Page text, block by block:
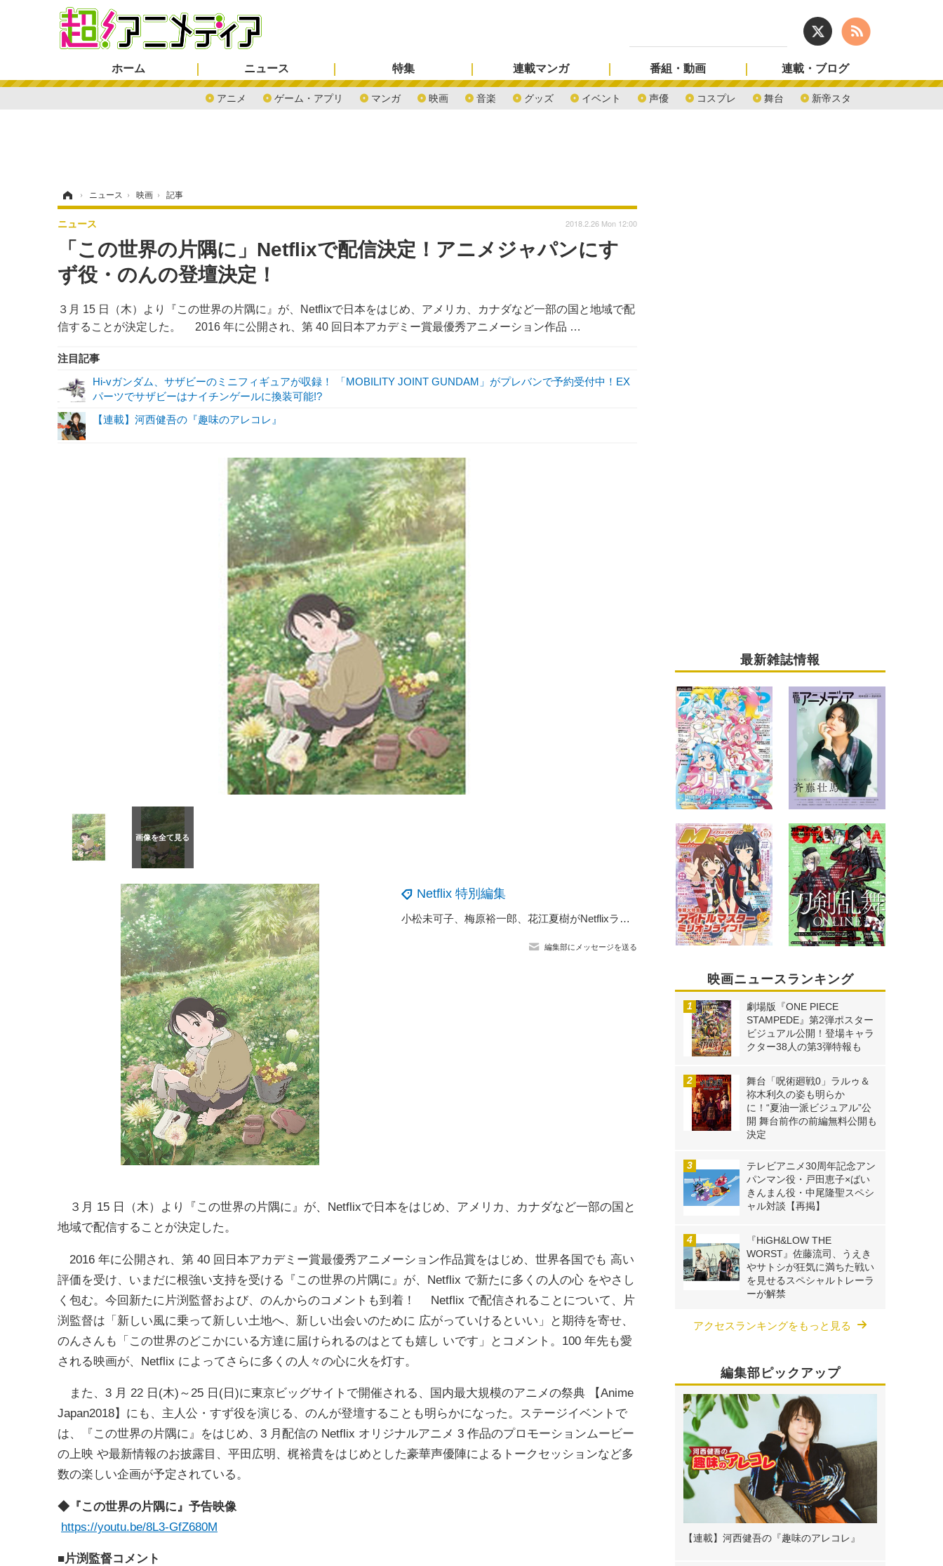
ホーム ニュース
アニメ ゲーム・アプリ マンガ 映画 音楽 グッズ イベント 声優 コスプレ 舞台 新帝スタ
特集 連載マンガ 番組・動画 連載・ブログ
› ニュース › 映画 › 記事
「この世界の片隅に」Netflixで配信決定！アニメジャパンにす
ず役・のんの登壇決定！
３月 15 日（木）より『この世界の片隅に』が、Netflixで日本をはじめ、アメリカ、カナダなど一部の国と地域で配
信することが決定した。 2016 年に公開され、第 40 回日本アカデミー賞最優秀アニメーション作品 …
ニュース 2018.2.26 Mon 12:00
注目記事
Hi-vガンダム、サザビーのミニフィギュアが収録！ 「MOBILITY JOINT GUNDAM」がプレバンで予約受付中！EX
パーツでサザビーはナイチンゲールに換装可能!?
【連載】河西健吾の『趣味のアレコレ』
Netflix 特別編集
小松未可子、梅原裕一郎、花江夏樹がNetflixラブコメ「ロマンティック・キラー」の魅力を語る 「ヒロインが一番ぶっ飛んでいて…」【独占公開記事】
編集部にメッセージを送る
３月 15 日（木）より『この世界の片隅に』が、Netflixで日本をはじめ、アメリカ、カナダなど一部の国と
地域で配信することが決定した。
2016 年に公開され、第 40 回日本アカデミー賞最優秀アニメーション作品賞をはじめ、世界各国でも 高い
評価を受け、いまだに根強い支持を受ける『この世界の片隅に』が、Netflix で新たに多くの人の心 をやさし
く包む。今回新たに片渕監督および、のんからのコメントも到着！ Netflix で配信されることについて、片
渕監督は「新しい風に乗って新しい土地へ、新しい出会いのために 広がっていけるといい」と期待を寄せ、
のんさんも「この世界のどこかにいる方達に届けられるのはとても嬉し いです」とコメント。100 年先も愛
される映画が、Netflix によってさらに多くの人々の心に火を灯す。
また、3 月 22 日(木)～25 日(日)に東京ビッグサイトで開催される、国内最大規模のアニメの祭典 【Anime
Japan2018】にも、主人公・すず役を演じる、のんが登壇することも明らかになった。ステージイベントで
は、『この世界の片隅に』をはじめ、3 月配信の Netflix オリジナルアニメ 3 作品のプロモーションムービー
の上映 や最新情報のお披露目、平田広明、梶裕貴をはじめとした豪華声優陣によるトークセッションなど多
数の楽しい企画が予定されている。
◆『この世界の片隅に』予告映像
https://youtu.be/8L3-GfZ680M
■片渕監督コメント
最新雑誌情報
映画ニュースランキング
劇場版『ONE PIECE
STAMPEDE』第2弾ポスター
ビジュアル公開！登場キャラ
クター38人の第3弾特報も
舞台「呪術廻戦0」ラルゥ＆
祢木利久の姿も明らか
に！“夏油一派ビジュアル”公
開 舞台前作の前編無料公開も
決定
テレビアニメ30周年記念アン
パンマン役・戸田恵子×ばい
きんまん役・中尾隆聖スペシ
ャル対談【再掲】
『HiGH&LOW THE
WORST』佐藤流司、うえき
やサトシが狂気に満ちた戦い
を見せるスペシャルトレーラ
ーが解禁
アクセスランキングをもっと見る
編集部ピックアップ
【連載】河西健吾の『趣味のアレコレ』